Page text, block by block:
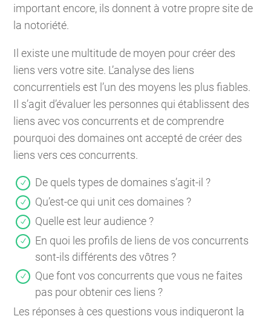
important encore, ils donnent à votre propre site de
la notoriété.
Il existe une multitude de moyen pour créer des
liens vers votre site. L’analyse des liens
concurrentiels est l’un des moyens les plus fiables.
Il s’agit d’évaluer les personnes qui établissent des
liens avec vos concurrents et de comprendre
pourquoi des domaines ont accepté de créer des
liens vers ces concurrents.
De quels types de domaines s’agit-il ?
Qu’est-ce qui unit ces domaines ?
Quelle est leur audience ?
En quoi les profils de liens de vos concurrents
sont-ils différents des vôtres ?
Que font vos concurrents que vous ne faites
pas pour obtenir ces liens ?
Les réponses à ces questions vous indiqueront la